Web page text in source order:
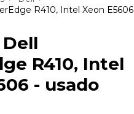
R410, Intel Xeon E5606
R410, Intel
- usado